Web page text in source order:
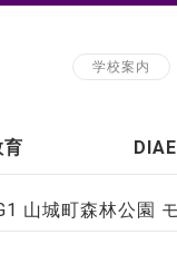
学校案内
育
山城町森林公園